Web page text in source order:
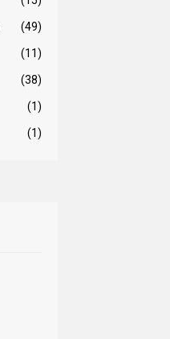
(49)
(11)
(38)
(1)
(1)